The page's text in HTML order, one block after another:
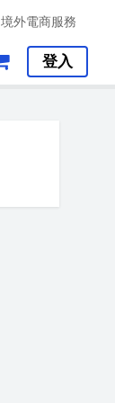
境外電商服務
登入